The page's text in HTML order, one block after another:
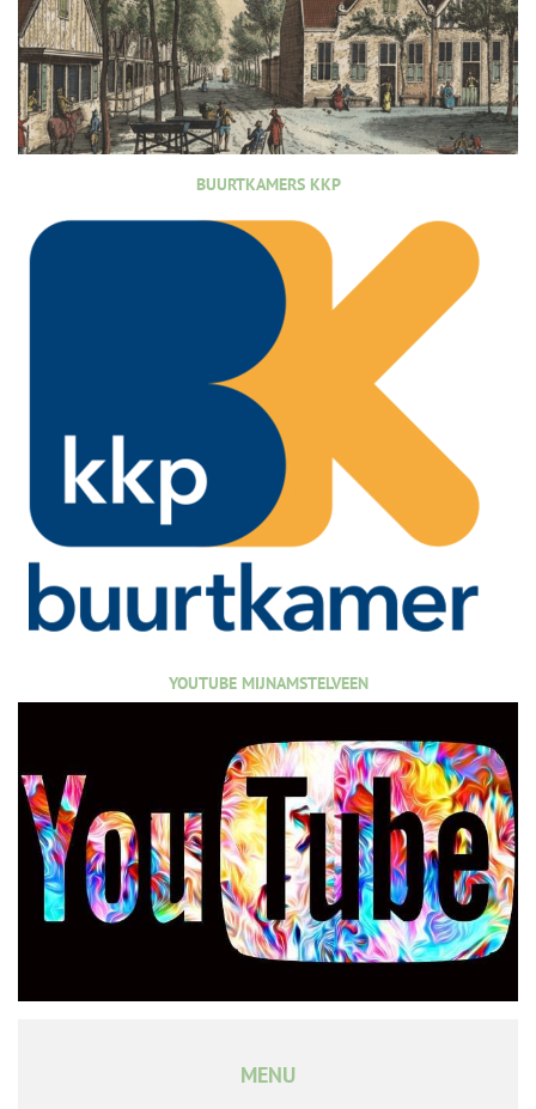
BUURTKAMERS KKP
YOUTUBE MIJNAMSTELVEEN
MENU